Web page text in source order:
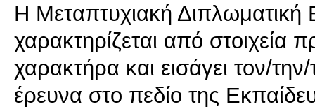
Η Μεταπτυχιακή Διπλωματική
χαρακτηρίζεται από στοιχεία
χαρακτήρα και εισάγει τον/
έρευνα στο πεδίο της